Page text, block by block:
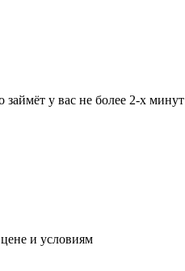
займёт у вас не более 2-х минут
и условиям